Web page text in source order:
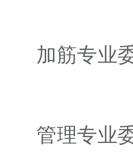
加筋专业
管理专业